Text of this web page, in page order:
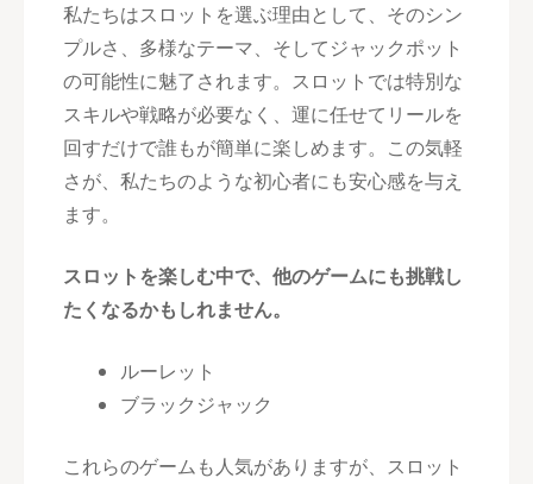
私たちはスロットを選ぶ理由として、そのシン
プルさ、多様なテーマ、そしてジャックポット
の可能性に魅了されます。スロットでは特別な
スキルや戦略が必要なく、運に任せてリールを
回すだけで誰もが簡単に楽しめます。この気軽
さが、私たちのような初心者にも安心感を与え
ます。
スロットを楽しむ中で、他のゲームにも挑戦し
たくなるかもしれません。
ルーレット
ブラックジャック
これらのゲームも人気がありますが、スロット